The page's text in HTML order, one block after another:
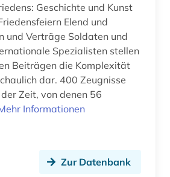
böhmische länder (1)
bühnentechnik (1)
bündnerromanisch (1)
Geschichte und Kunst
Elend und
und Verträge Soldaten und
Beiträgen die Komplexität
dar. 400 Zeugnisse
Zeit, von denen 56
Informationen
Zur Datenbank